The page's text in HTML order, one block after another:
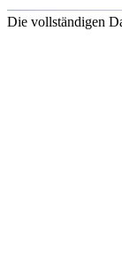
Die vollständigen